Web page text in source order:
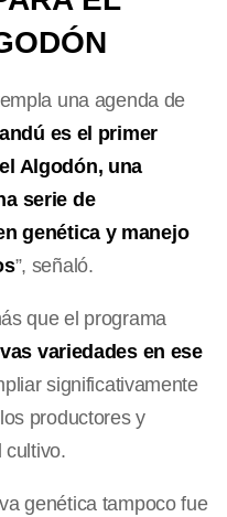
una agenda de
es el primer
Algodón, una
serie de
genética y manejo
”, señaló.
que el programa
variedades en ese
significativamente
productores y
cultivo.
genética tampoco fue